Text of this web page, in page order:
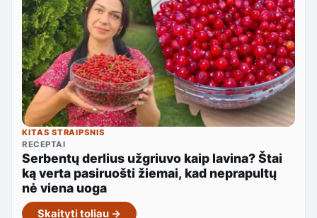
KITAS STRAIPSNIS
RECEPTAI
Serbentų derlius užgriuvo kaip lavina? Štai
ką verta pasiruošti žiemai, kad neprapultų
nė viena uoga
Skaityti toliau →